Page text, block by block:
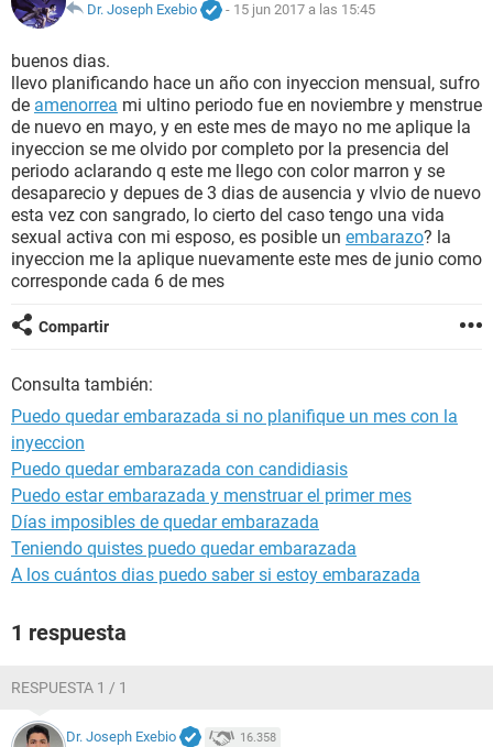
SEXUALIDAD
GLOSARIO
Dr. Joseph Exebio
- 15 jun 2017 a las 15:45
buenos dias.
llevo planificando hace un año con inyeccion mensual, sufro
de amenorrea mi ultino periodo fue en noviembre y menstrue
de nuevo en mayo, y en este mes de mayo no me aplique la
inyeccion se me olvido por completo por la presencia del
periodo aclarando q este me llego con color marron y se
desaparecio y depues de 3 dias de ausencia y vlvio de nuevo
esta vez con sangrado, lo cierto del caso tengo una vida
sexual activa con mi esposo, es posible un embarazo? la
inyeccion me la aplique nuevamente este mes de junio como
corresponde cada 6 de mes
Compartir
Consulta también:
Puedo quedar embarazada si no planifique un mes con la
inyeccion
Puedo quedar embarazada con candidiasis
Puedo estar embarazada y menstruar el primer mes
Días imposibles de quedar embarazada
Teniendo quistes puedo quedar embarazada
A los cuántos dias puedo saber si estoy embarazada
1 respuesta
RESPUESTA 1 / 1
Dr. Joseph Exebio 16.358